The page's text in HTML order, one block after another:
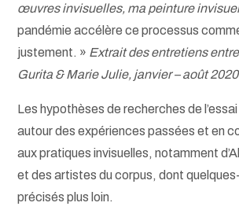
œuvres invisuelles, ma peinture
pandémie accélère ce processus
justement. » Extrait des entretiens
Gurita & Marie Julie, janvier – août
Les hypothèses de recherches de
autour des expériences passées et en
aux pratiques invisuelles, notamment
et des artistes du corpus, dont
précisés plus loin.